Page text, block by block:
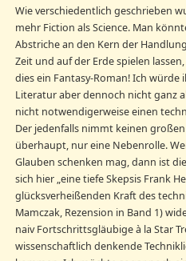
Wie verschiedentlich geschrieben
mehr Fiction als Science. Man
Abstriche an den Kern der
Zeit und auf der Erde spielen
dies ein Fantasy-Roman! Ich würde
Literatur aber dennoch nicht ganz
nicht notwendigerweise einen
Der jedenfalls nimmt keinen
überhaupt, nur eine Nebenrolle.
Glauben schenken mag, dann ist
sich hier „eine tiefe Skepsis Frank
glücksverheißenden Kraft des
Mamczak, Rezension in Band 1)
naiv Fortschrittsgläubige à la Star
wissenschaftlich denkende